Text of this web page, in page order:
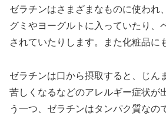
ゼラチンはさまざまなものに使われ
グミやヨーグルトに入っていたり、
されていたりします。また化粧品に
ゼラチンは口から摂取すると、じん
苦しくなるなどのアレルギー症状が
う一つ、ゼラチンはタンパク質なの